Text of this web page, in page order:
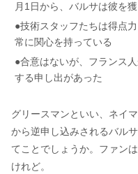
月1日から、バルサは彼を
●技術スタッフたちは得点
常に関心を持っている
●合意はないが、フランス
する申し出があった
グリースマンといい、ネイ
から逆申し込みされるバル
てことでしょうか。ファン
けれど。